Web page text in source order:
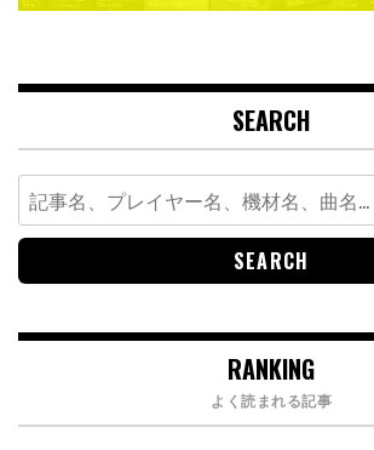
SEARCH
Search
for:
RANKING
よく読まれる記事